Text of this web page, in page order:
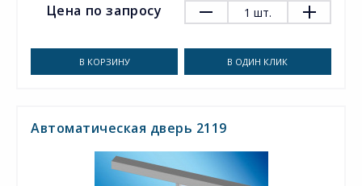
Цена по запросу 1 шт.
В КОРЗИНУ В ОДИН КЛИК
Автоматическая дверь 2119